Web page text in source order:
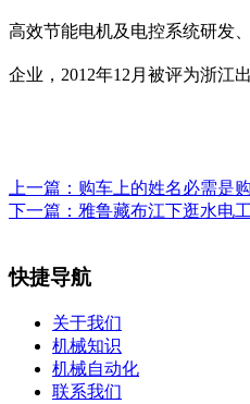
高效节能电机及电控系统研发
企业，2012年12月被评为浙江
上一篇： 购车上的姓名必需是
下一篇： 雅鲁藏布江下逛水电
快捷导航
关于我们
机械知识
机械自动化
联系我们